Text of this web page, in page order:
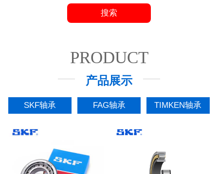
PRODUCT
产品展示
SKF轴承 FAG轴承 TIMKEN轴承